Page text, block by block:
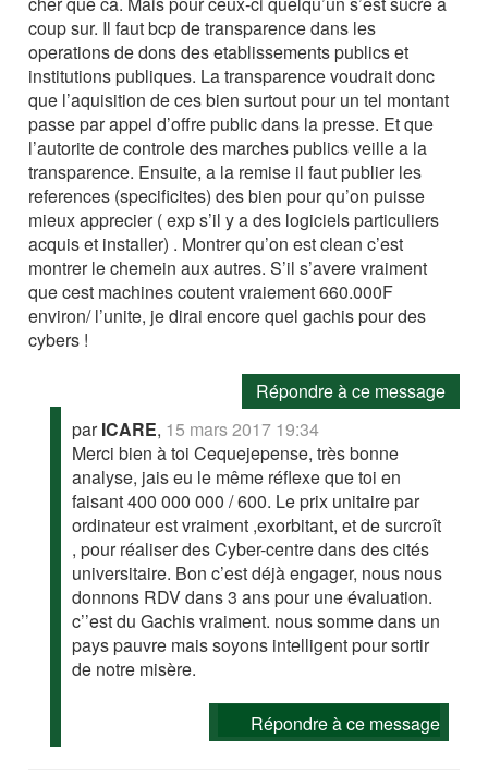
coup sur. Il faut bcp de transparence dans les
operations de dons des etablissements publics et
institutions publiques. La transparence voudrait donc
que l’aquisition de ces bien surtout pour un tel montant
passe par appel d’offre public dans la presse. Et que
l’autorite de controle des marches publics veille a la
transparence. Ensuite, a la remise il faut publier les
references (specificites) des bien pour qu’on puisse
mieux apprecier ( exp s’il y a des logiciels particuliers
acquis et installer) . Montrer qu’on est clean c’est
montrer le chemein aux autres. S’il s’avere vraiment
que cest machines coutent vraiement 660.000F
environ/ l’unite, je dirai encore quel gachis pour des
cybers !
Répondre à ce message
parICARE, 15 mars 2017 19:34
Merci bien à toi Cequejepense, très bonne
analyse, jais eu le même réflexe que toi en
faisant 400 000 000 / 600. Le prix unitaire par
ordinateur est vraiment ,exorbitant, et de surcroît
, pour réaliser des Cyber-centre dans des cités
universitaire. Bon c’est déjà engager, nous nous
donnons RDV dans 3 ans pour une évaluation.
c’’est du Gachis vraiment. nous somme dans un
pays pauvre mais soyons intelligent pour sortir
de notre misère.
Répondre à ce message